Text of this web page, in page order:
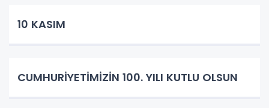
10 KASIM
CUMHURİYETİMİZİN 100. YILI KUTLU OLSUN